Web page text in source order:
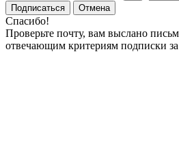
Подписаться
Отмена
Спасибо!
Проверьте почту, вам выслано
отвечающим критериям подписки за